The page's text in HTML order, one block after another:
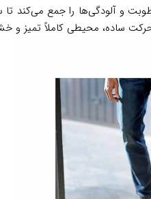
و آلودگی‌ها را جمع می‌کند
حرکت ساده، محیطی کاملاً تمیز